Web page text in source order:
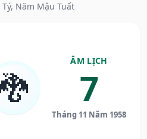
Năm Mậu Tuất
🐉
ÂM LỊCH
7
Tháng 11 Năm 1958